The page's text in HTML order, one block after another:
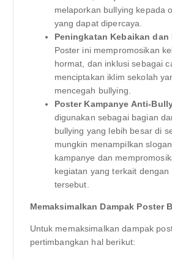
melaporkan bullying kepada
yang dapat dipercaya.
Peningkatan Kebaikan dan
Poster ini mempromosikan
hormat, dan inklusi sebagai
menciptakan iklim sekolah
mencegah bullying.
Poster Kampanye Anti-
digunakan sebagai bagian
bullying yang lebih besar di
mungkin menampilkan
kampanye dan
kegiatan yang terkait dengan
tersebut.
Memaksimalkan Dampak Poster
Untuk memaksimalkan dampak
pertimbangkan hal berikut: